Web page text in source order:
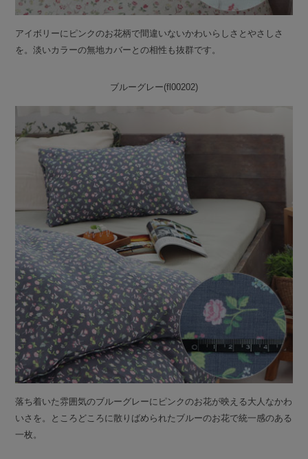
アイボリーにピンクのお花柄で間違いないかわいらしさとやさしさ
を。淡いカラーの無地カバーとの相性も抜群です。
ブルーグレー(fl00202)
落ち着いた雰囲気のブルーグレーにピンクのお花が映える大人なかわ
いさを。ところどころに散りばめられたブルーのお花で統一感のある
一枚。